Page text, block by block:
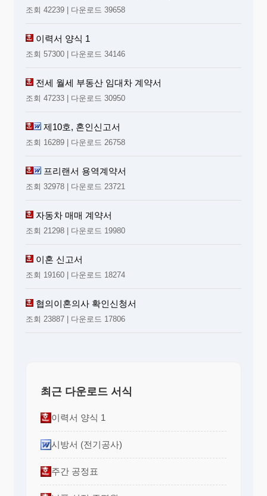
조회 42239 | 다운로드 39658
이력서 양식 1
조회 57300 | 다운로드 34146
전세 월세 부동산 임대차 계약서
조회 47233 | 다운로드 30950
제10호, 혼인신고서
조회 16289 | 다운로드 26758
프리랜서 용역계약서
조회 32978 | 다운로드 23721
자동차 매매 계약서
조회 21298 | 다운로드 19980
이혼 신고서
조회 19160 | 다운로드 18274
협의이혼의사 확인신청서
조회 23887 | 다운로드 17806
최근 다운로드 서식
이력서 양식 1
시방서 (전기공사)
주간 공정표